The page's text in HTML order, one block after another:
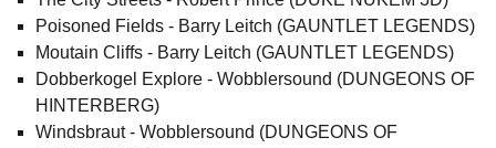
Poisoned Fields - Barry Leitch (GAUNTLET LEGENDS)
Moutain Cliffs - Barry Leitch (GAUNTLET LEGENDS)
Dobberkogel Explore - Wobblersound (DUNGEONS OF
HINTERBERG)
Windsbraut - Wobblersound (DUNGEONS OF